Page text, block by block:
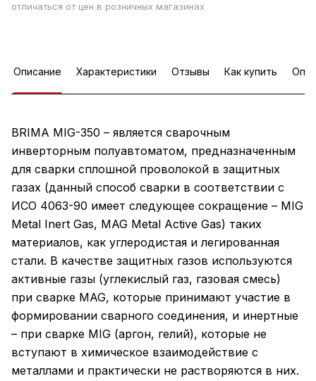
отличаться от цен в розничных магазинах
Описание Характеристики Отзывы Как купить
BRIMA MIG-350 – является сварочным
инверторным полуавтоматом, предназначенным
для сварки сплошной проволокой в защитных
газах (данный способ сварки в соответствии с
ИСО 4063-90 имеет следующее сокращение – MIG
Metal Inert Gas, MAG Metal Active Gas) таких
материалов, как углеродистая и легированная
стали. В качестве защитных газов используются
активные газы (углекислый газ, газовая смесь)
при сварке MAG, которые принимают участие в
формировании сварного соединения, и инертные
– при сварке MIG (аргон, гелий), которые не
вступают в химическое взаимодействие с
металлами и практически не растворяются в них.